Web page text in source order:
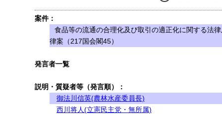
案件：
食品等の流通の合理化及び取引の適正化に関する法
律案（217国会閣45）
発言者一覧
説明・質疑者等（発言順）：
御法川信英(農林水産委員長)
西川将人(立憲民主党・無所属)